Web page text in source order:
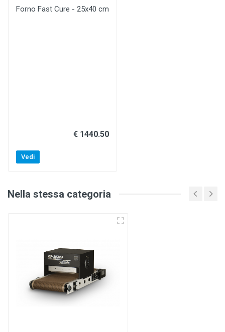
Forno Fast Cure - 25x40 cm
€ 1440.50
Vedi
Nella stessa categoria